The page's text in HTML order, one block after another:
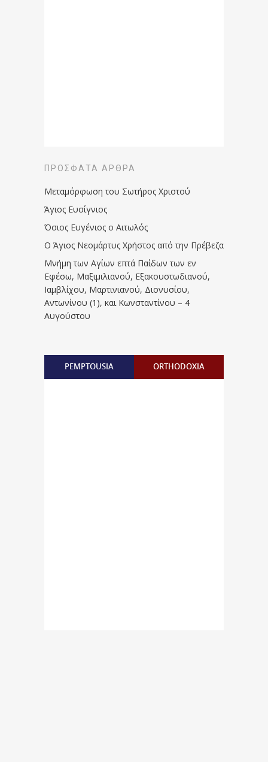
ΠΡΌΣΦΑΤΑ ΆΡΘΡΑ
Μεταμόρφωση του Σωτήρος Χριστού
Άγιος Ευσίγνιος
Όσιος Ευγένιος ο Αιτωλός
Ο Άγιος Νεομάρτυς Χρήστος από την Πρέβεζα
Μνήμη των Aγίων επτά Παίδων των εν
Eφέσω, Mαξιμιλιανού, Eξακουστωδιανού,
Iαμβλίχου, Mαρτινιανού, Διονυσίου,
Aντωνίνου (1), και Kωνσταντίνου – 4
Αυγούστου
PEMPTOUSIA ORTHODOXIA